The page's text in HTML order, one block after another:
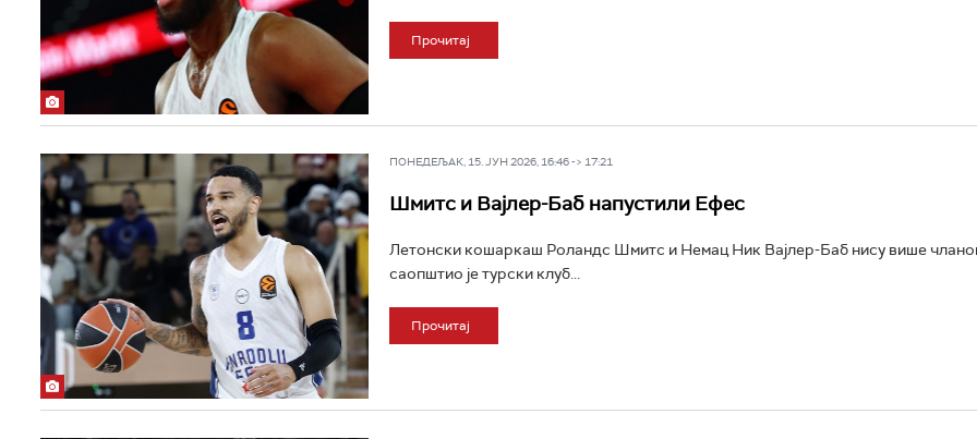
Прочитај
ПОНЕДЕЉАК, 15. ЈУН 2026, 16:46 -> 17:21
Шмитс и Вајлер-Баб напустили Ефес
Летонски кошаркаш Роландс Шмитс и Немац Ник Вајлер-Баб нису више
саопштио је турски клуб...
Прочитај